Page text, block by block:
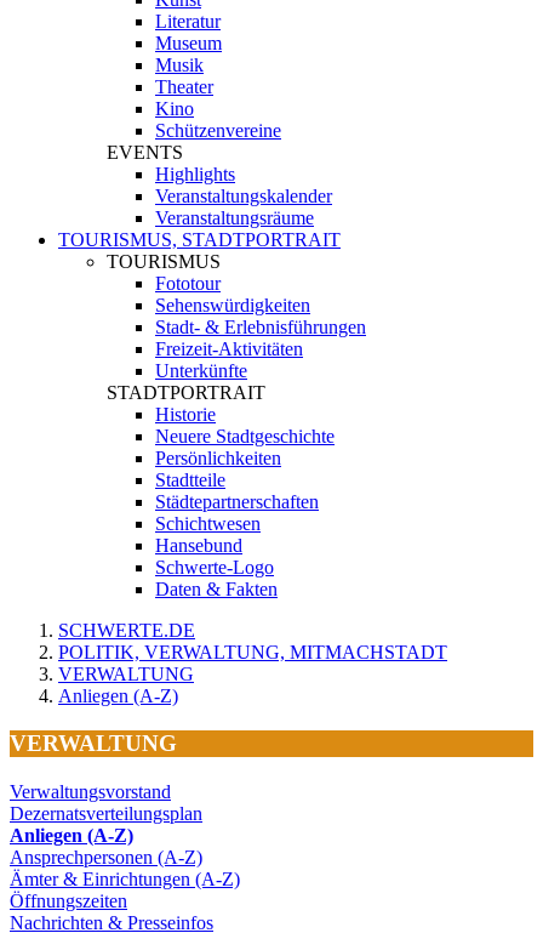
Literatur
Museum
Musik
Theater
Kino
Schützenvereine
EVENTS
Highlights
Veranstaltungskalender
Veranstaltungsräume
TOURISMUS, STADTPORTRAIT
TOURISMUS
Fototour
Sehenswürdigkeiten
Stadt- & Erlebnisführungen
Freizeit-Aktivitäten
Unterkünfte
STADTPORTRAIT
Historie
Neuere Stadtgeschichte
Persönlichkeiten
Stadtteile
Städtepartnerschaften
Schichtwesen
Hansebund
Schwerte-Logo
Daten & Fakten
SCHWERTE.DE
POLITIK, VERWALTUNG, MITMACHSTADT
VERWALTUNG
Anliegen (A-Z)
VERWALTUNG
Verwaltungsvorstand
Dezernatsverteilungsplan
Anliegen (A-Z)
Ansprechpersonen (A-Z)
Ämter & Einrichtungen (A-Z)
Öffnungszeiten
Nachrichten & Presseinfos